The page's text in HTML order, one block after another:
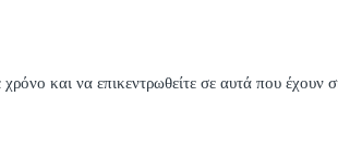
χρόνο και να επικεντρωθείτε σε αυτά που έχουν